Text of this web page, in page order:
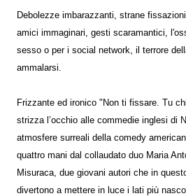
Debolezze imbarazzanti, strane
amici immaginari, gesti scaramantici,
sesso o per i social network, il terrore
ammalarsi.
Frizzante ed ironico "Non ti fissare. Tu
strizza l’occhio alle commedie inglesi di
atmosfere surreali della comedy
quattro mani dal collaudato duo Maria
Misuraca, due giovani autori che in
divertono a mettere in luce i lati più